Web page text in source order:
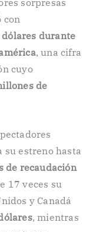
sorpresas
con
durante
, una cifra
cuyo
de
su estreno hasta
de recaudación
17 veces su
y Canadá
, mientras